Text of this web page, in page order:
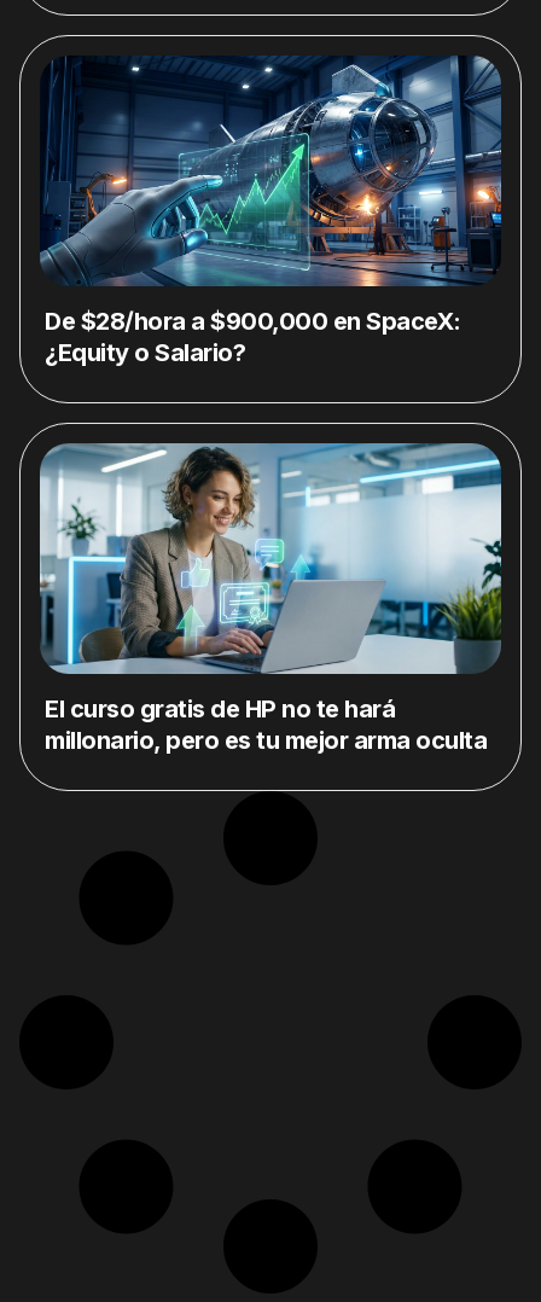
De $28/hora a $900,000 en SpaceX:
¿Equity o Salario?
El curso gratis de HP no te hará
millonario, pero es tu mejor arma oculta